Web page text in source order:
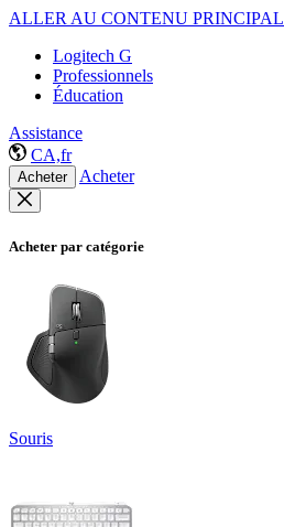
ALLER AU CONTENU PRINCIPAL
Logitech G
Professionnels
Éducation
Assistance
CA,fr
Acheter Acheter
Acheter par catégorie
Souris